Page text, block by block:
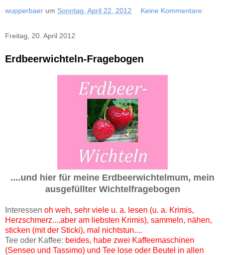
wupperbaer um Sonntag, April 22, 2012 Keine Kommentare:
Freitag, 20. April 2012
Erdbeerwichteln-Fragebogen
....und hier für meine Erdbeerwichtelmum, mein
ausgefüllter Wichtelfragebogen
Interessen oh weh, sehr viele u. a. lesen (u. a. Krimis,
Herzschmerz....aber am liebsten Krimis), sammeln, nähen,
sticken (mit der Sticki), mal nichtstun....
Tee oder Kaffee: beides, habe zwei Kaffeemaschinen
(Senseo und Tassimo) und Tee lose oder Beutel in allen